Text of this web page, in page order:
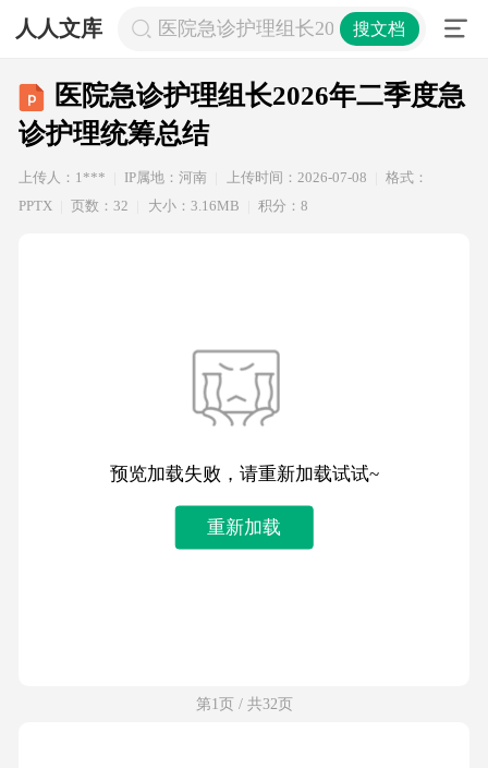
人人文库 医院急诊护理组长2026年二季度急诊
搜文档
医院急诊护理组长2026年二季度急
诊护理统筹总结
上传人：1*** IP属地：河南 上传时间：2026-07-08
格式：
PPTX
页数：32 大小：3.16MB 积分：8
预览加载失败，请重新加载试试~
重新加载
第1页 / 共32页